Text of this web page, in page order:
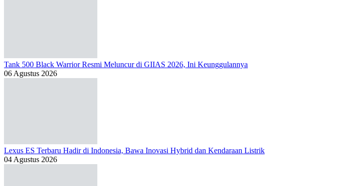
Tank 500 Black Warrior Resmi Meluncur di GIIAS 2026, Ini Keunggulannya
06 Agustus 2026
Lexus ES Terbaru Hadir di Indonesia, Bawa Inovasi Hybrid dan Kendaraan Listrik
04 Agustus 2026